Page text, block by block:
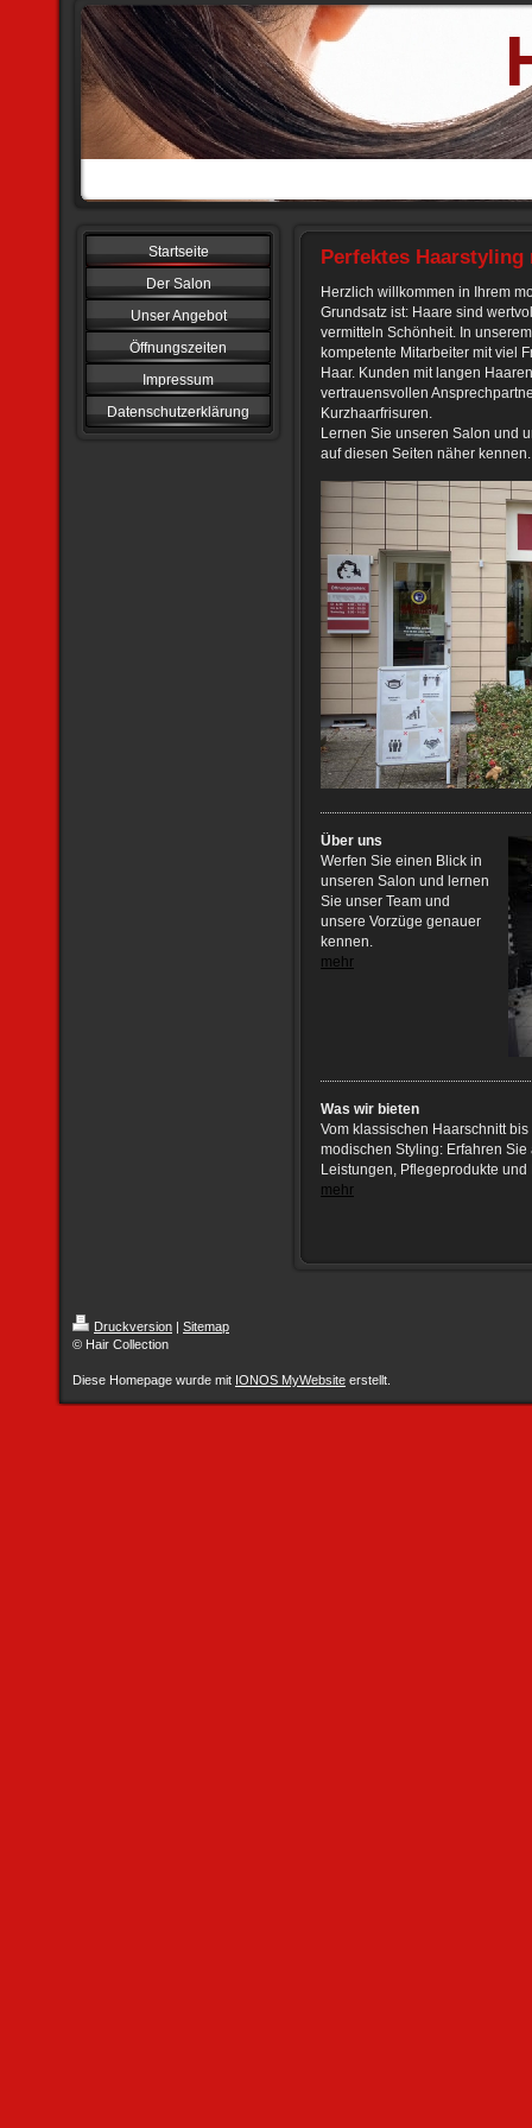
Startseite
Der Salon
Unser Angebot
Öffnungszeiten
Impressum
Datenschutzerklärung
Perfektes
Herzlich willkommen in Ihrem
Grundsatz ist: Haare sind
vermitteln Schönheit. In
kompetente Mitarbeiter mit viel
Haar. Kunden mit langen
vertrauensvollen
Kurzhaarfrisuren.
Lernen Sie unseren Salon und
auf diesen Seiten näher kennen.
Über uns
Werfen Sie einen Blick in
unseren Salon und lernen
Sie unser Team und
unsere Vorzüge genauer
kennen.
mehr
Was wir bieten
Vom klassischen Haarschnitt bis
modischen Styling: Erfahren Sie
Leistungen, Pflegeprodukte und
mehr
Druckversion | Sitemap
© Hair Collection
Diese Homepage wurde mit IONOS MyWebsite erstellt.